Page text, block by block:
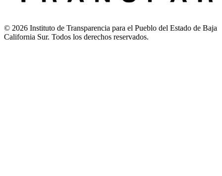
© 2026 Instituto de Transparencia para el Pueblo del Estado de Baja
California Sur. Todos los derechos reservados.